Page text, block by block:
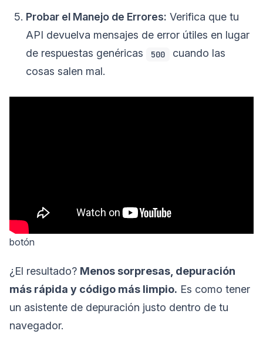
Probar el Manejo de Errores: Verifica que tu
API devuelva mensajes de error útiles en lugar
de respuestas genéricas
500
cuando las
cosas salen mal.
botón
¿El resultado? Menos sorpresas, depuración
más rápida y código más limpio. Es como tener
un asistente de depuración justo dentro de tu
navegador.